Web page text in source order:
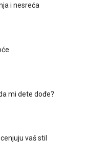
i nesreća
mi dete dođe?
vaš stil